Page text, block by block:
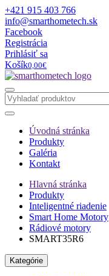
+421 915 403 766
info@smarthometech.sk
Facebook
Registrácia
Prihlásiť sa
Košík0,00€
Úvodná stránka
Produkty
Galéria
Kontakt
Hlavná stránka
Produkty
Inteligentné riadenie
Smart Home Motory
Rádiové motory
SMART35R6
Kategórie